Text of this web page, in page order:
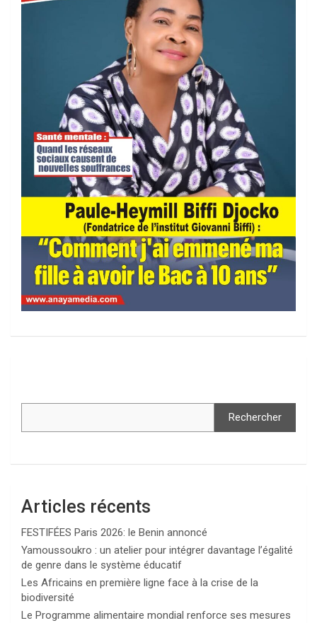
Rechercher
Articles récents
FESTIFÉES Paris 2026: le Benin annoncé
Yamoussoukro : un atelier pour intégrer davantage l’égalité
de genre dans le système éducatif
Les Africains en première ligne face à la crise de la
biodiversité
Le Programme alimentaire mondial renforce ses mesures